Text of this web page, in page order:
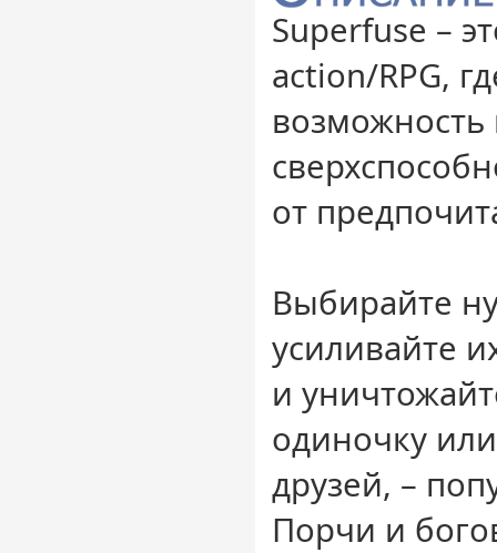
Superfuse –
action/RPG,
от
Выбирайте
усиливайте
и
одиночку
друзей, –
Порчи и